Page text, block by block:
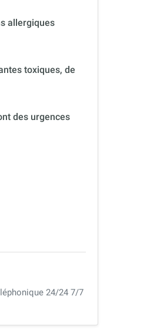
allergiques
toxiques, de
des urgences
24/24 7/7